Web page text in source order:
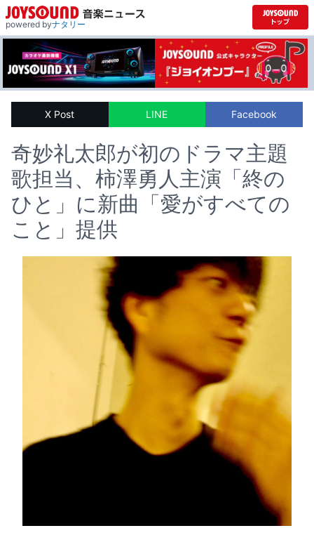
powered byナタリー
X Post LINE Facebook
奇妙礼太郎が初のドラマ主題
歌担当、柿澤勇人主演「終の
ひと」に新曲「愛がすべての
こと」提供